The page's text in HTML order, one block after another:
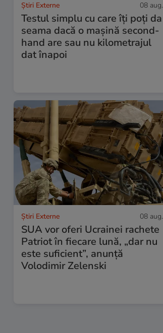
Știri Externe 08 aug.
Testul simplu cu care îți poți da
seama dacă o mașină second-
hand are sau nu kilometrajul
dat înapoi
Știri Externe 08 aug.
SUA vor oferi Ucrainei rachete
Patriot în fiecare lună, „dar nu
este suficient”, anunță
Volodimir Zelenski